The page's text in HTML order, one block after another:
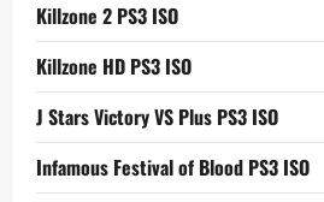
Killzone 2 PS3 ISO
Killzone HD PS3 ISO
J Stars Victory VS Plus PS3 ISO
Infamous Festival of Blood PS3 ISO